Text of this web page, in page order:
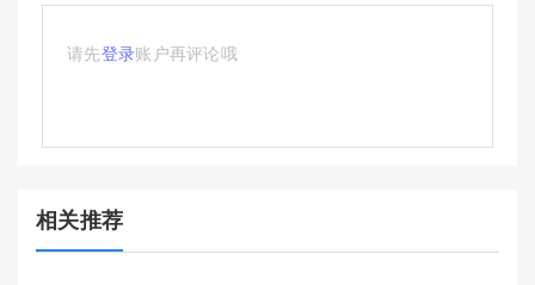
请先登录账户再评论哦
相关推荐